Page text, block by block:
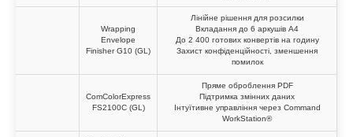
Wrapping
Envelope
Finisher G10 (GL)
Лінійне рішення для розсилки
Вкладання до 6 аркушів A4
До 2 400 готових конвертів на годину
Захист конфіденційності, зменшення
помилок
ComColorExpress
FS2100C (GL)
Пряме оброблення PDF
Підтримка змінних даних
Інтуїтивне управління через Command
WorkStation®